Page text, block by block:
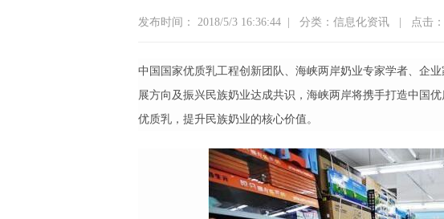
发布时间： 2018/5/3 16:36:44 分类：信息化资讯 点击
中国国家优质乳工程创新团队、海峡两岸奶业专家学者、企业
展方向及振兴民族奶业达成共识，海峡两岸将携手打造中国
优质乳，提升民族奶业的核心价值。